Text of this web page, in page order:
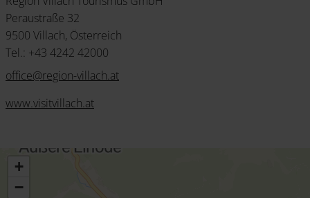
Peraustraße 32
9500 Villach, Österreich
Tel.: +43 4242 42000
office@region-villach.at
www.visitvillach.at
+
−